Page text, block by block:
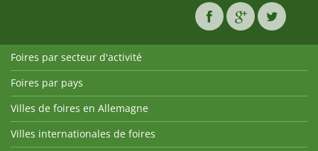
Foires par secteur d'activité
Foires par pays
Villes de foires en Allemagne
Villes internationales de foires